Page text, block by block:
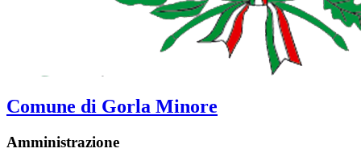
Comune di Gorla Minore
Amministrazione